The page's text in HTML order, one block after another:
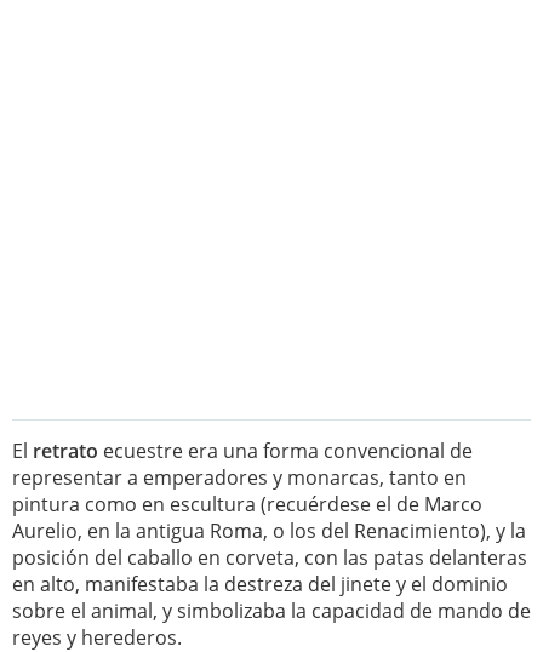
El retrato ecuestre era una forma convencional de
representar a emperadores y monarcas, tanto en
pintura como en escultura (recuérdese el de Marco
Aurelio, en la antigua Roma, o los del Renacimiento), y la
posición del caballo en corveta, con las patas delanteras
en alto, manifestaba la destreza del jinete y el dominio
sobre el animal, y simbolizaba la capacidad de mando de
reyes y herederos.